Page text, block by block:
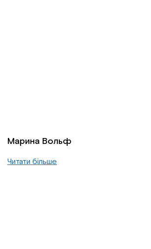
Марина Вольф
Читати більше